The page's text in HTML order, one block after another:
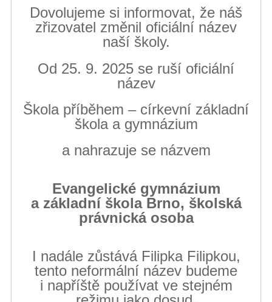
Dovolujeme si informovat, že náš
zřizovatel změnil oficiální název
naší školy.
Od 25. 9. 2025 se ruší oficiální
název
Škola příběhem – církevní základní
škola a gymnázium
a nahrazuje se názvem
Evangelické gymnázium
a základní škola Brno, školská
právnická osoba
I nadále zůstává Filipka Filipkou,
tento neformální název budeme
i napříště používat ve stejném